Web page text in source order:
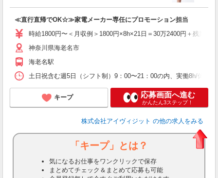
≪直行直帰でOK☆≫家電メーカー専任にプロモーション担当
時給1800円〜＜月収例＞1800円×8h×21日＝30万2400円＋残業代
神奈川県海老名市
海老名駅
土日祝含む週5日（シフト制）9：00〜21：00の内、実働8h/休
キープ 応募画面へ進む
かんたん3ステップ！
株式会社アイヴィジット の他の求人をみる
「キープ」とは？
気になるお仕事をワンクリックで保存
まとめてチェック＆まとめて応募も可能